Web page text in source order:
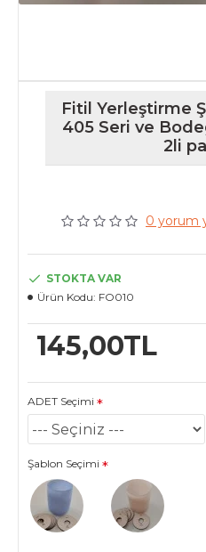
Fitil Yerleştirme
405 Seri ve
2li
0 yorum
145,00TL
STOKTA VAR
Ürün Kodu: FO010
ADET Seçimi
Şablon Seçimi